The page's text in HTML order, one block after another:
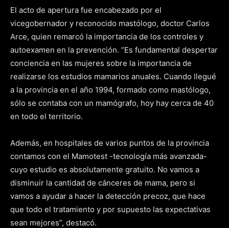
El acto de apertura fue encabezado por el
vicegobernador y reconocido mastólogo, doctor Carlos
Arce, quien remarcó la importancia de los controles y
autoexamen en la prevención. “Es fundamental despertar
conciencia en las mujeres sobre la importancia de
realizarse los estudios mamarios anuales. Cuando llegué
a la provincia en el año 1994, formado como mastólogo,
sólo se contaba con un mamógrafo, hoy hay cerca de 40
en todo el territorio.
Además, en hospitales de varios puntos de la provincia
contamos con el Mamotest -tecnología más avanzada-
cuyo estudio es absolutamente gratuito. No vamos a
disminuir la cantidad de cánceres de mama, pero si
vamos a ayudar a hacer la detección precoz, que hace
que todo el tratamiento y por supuesto las expectativas
sean mejores”, destacó.